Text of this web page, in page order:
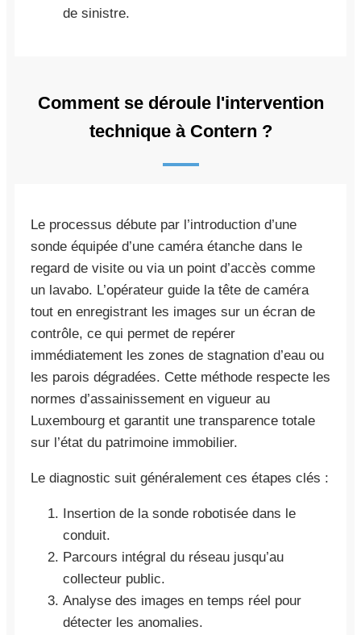
de sinistre.
Comment se déroule l'intervention
technique à Contern ?
Le processus débute par l’introduction d’une
sonde équipée d’une caméra étanche dans le
regard de visite ou via un point d’accès comme
un lavabo. L’opérateur guide la tête de caméra
tout en enregistrant les images sur un écran de
contrôle, ce qui permet de repérer
immédiatement les zones de stagnation d’eau ou
les parois dégradées. Cette méthode respecte les
normes d’assainissement en vigueur au
Luxembourg et garantit une transparence totale
sur l’état du patrimoine immobilier.
Le diagnostic suit généralement ces étapes clés :
Insertion de la sonde robotisée dans le
conduit.
Parcours intégral du réseau jusqu’au
collecteur public.
Analyse des images en temps réel pour
détecter les anomalies.